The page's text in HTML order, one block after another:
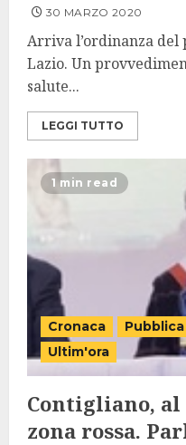
30 MARZO 2020
Arriva l’ordinanza del
Lazio. Un
salute...
LEGGI TUTTO
1 min read
Cronaca
Ultim'ora
Contigliano, al
zona rossa.